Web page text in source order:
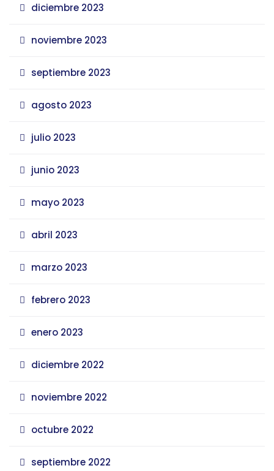
diciembre 2023
noviembre 2023
septiembre 2023
agosto 2023
julio 2023
junio 2023
mayo 2023
abril 2023
marzo 2023
febrero 2023
enero 2023
diciembre 2022
noviembre 2022
octubre 2022
septiembre 2022